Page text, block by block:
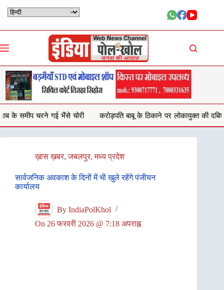
करोड़पति बाबू के ठिकाने पर लोकायुक्त की दबिश,2 टीमों ने एक साथ मारा
ख़ास ख़बर,जबलपुर,मध्य प्रदेश
सार्वजनिक अवकाश के दिनों में भी खुले रहेंगे पंजीयन
कार्यालय
By IndiaPolKhol
On 26 फरवरी 2026 @ 7:18 अपराह्न